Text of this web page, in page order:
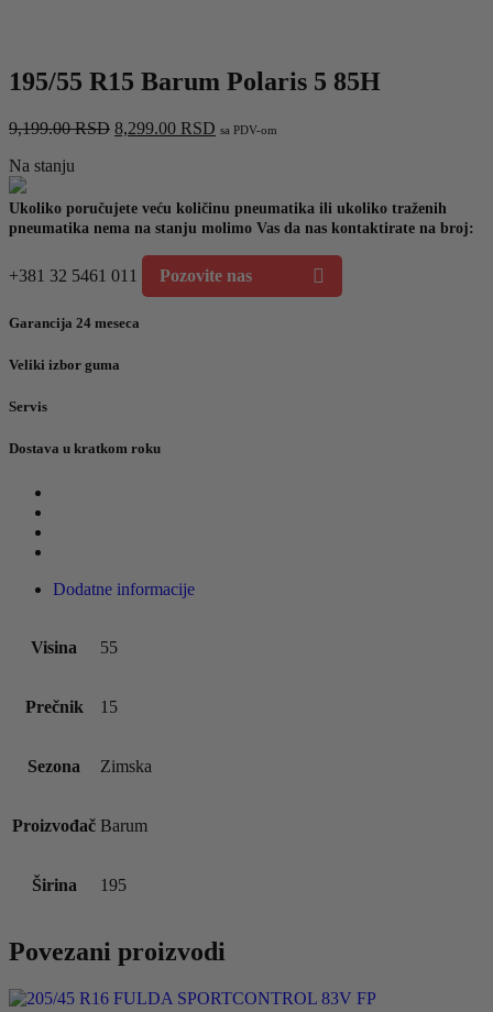
195/55 R15 Barum Polaris 5 85H
9,199.00RSD Originalna
9,199.00 RSD.
8,299.00 RSD Trenutna
sa PDV-om
Na stanju
Ukoliko poručujete veću količinu pneumatika ili ukoliko traženih
pneumatika nema na stanju molimo Vas da nas kontaktirate na broj:
+381 32 5461 011 Pozovite nas
Garancija 24 meseca
Veliki izbor guma
Servis
Dostava u kratkom roku
Dodatne informacije
Visina 55
Prečnik 15
Sezona Zimska
Proizvođač Barum
Širina 195
Povezani proizvodi